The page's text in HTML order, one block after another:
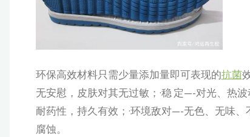
环保高效材料只需少量添加量即可表现的抗菌
无安慰，皮肤对其无过敏；·稳 定—-对光、热
耐药性，持久有效；·环境敌对—-无色、无味
腐蚀。